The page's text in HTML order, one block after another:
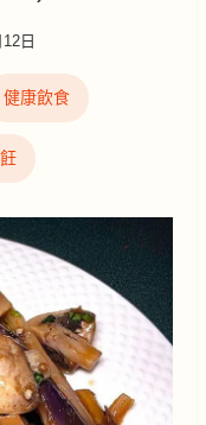
日
健康飲食